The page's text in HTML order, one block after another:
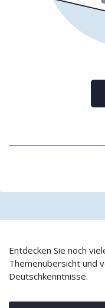
Entdecken Sie noch
Themenübersicht und
Deutschkenntnisse.